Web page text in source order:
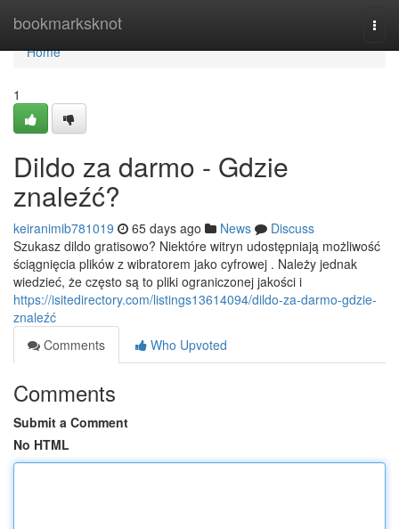
bookmarksknot
Home
Home
1
Dildo za darmo - Gdzie
znaleźć?
keiranimib781019 65 days ago News
Discuss
Szukasz dildo gratisowo? Niektóre witryn udostępniają możliwość
ściągnięcia plików z wibratorem jako cyfrowej . Należy jednak
wiedzieć, że często są to pliki ograniczonej jakości i
https://isitedirectory.com/listings13614094/dildo-za-darmo-gdzie-
znaleźć
Comments
Who Upvoted
Comments
Submit a Comment
No HTML